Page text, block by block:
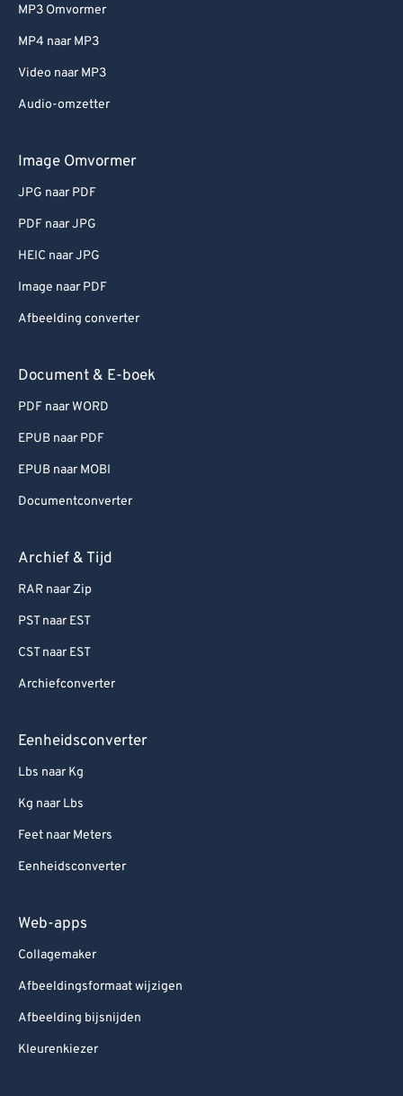
MP3 Omvormer
MP4 naar MP3
Video naar MP3
Audio-omzetter
Image Omvormer
JPG naar PDF
PDF naar JPG
HEIC naar JPG
Image naar PDF
Afbeelding converter
Document & E-boek
PDF naar WORD
EPUB naar PDF
EPUB naar MOBI
Documentconverter
Archief & Tijd
RAR naar Zip
PST naar EST
CST naar EST
Archiefconverter
Eenheidsconverter
Lbs naar Kg
Kg naar Lbs
Feet naar Meters
Eenheidsconverter
Web-apps
Collagemaker
Afbeeldingsformaat wijzigen
Afbeelding bijsnijden
Kleurenkiezer